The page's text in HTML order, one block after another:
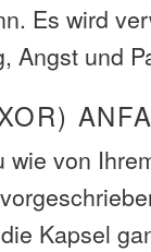
Es wird
Angst und
wie von
Kapsel